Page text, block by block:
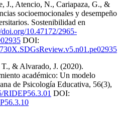
J., Atencio, N., Cariapaza, G., &
socioemocionales y desempeño
Sostenibilidad en
doi.org/10.47172/2965-
DOI:
& Alvarado, J. (2020).
académico: Un modelo
de Psicología Educativa, 56(3),
RIDEP56.3.01 DOI: